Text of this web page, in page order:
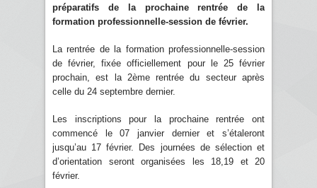
préparatifs de la prochaine rentrée de la
formation professionnelle-session de février.
La rentrée de la formation professionnelle-session
de février, fixée officiellement pour le 25 février
prochain, est la 2ème rentrée du secteur après
celle du 24 septembre dernier.
Les inscriptions pour la prochaine rentrée ont
commencé le 07 janvier dernier et s’étaleront
jusqu’au 17 février. Des journées de sélection et
d’orientation seront organisées les 18,19 et 20
février.